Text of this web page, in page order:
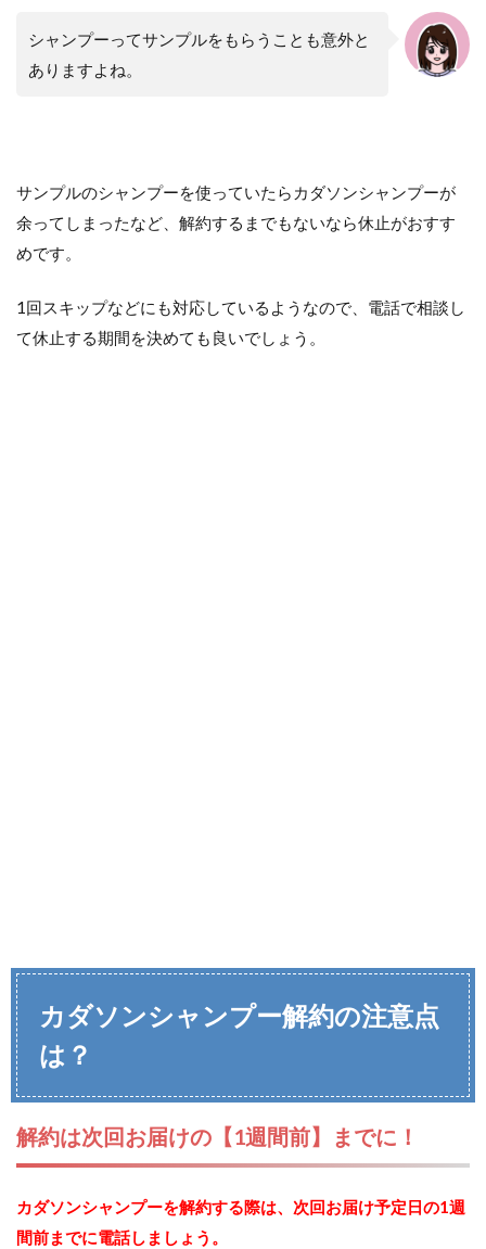
シャンプーってサンプルをもらうことも意外と
ありますよね。
サンプルのシャンプーを使っていたらカダソンシャンプーが
余ってしまったなど、解約するまでもないなら休止がおすす
めです。
1回スキップなどにも対応しているようなので、電話で相談し
て休止する期間を決めても良いでしょう。
カダソンシャンプー解約の注意点
は？
解約は次回お届けの【1週間前】までに！
カダソンシャンプーを解約する際は、次回お届け予定日の1週
間前までに電話しましょう。